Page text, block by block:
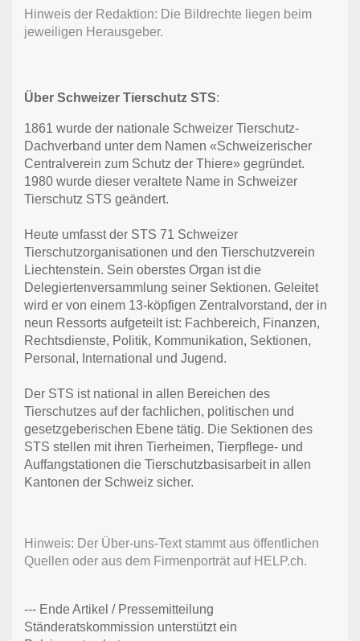
Hinweis der Redaktion: Die Bildrechte liegen beim
jeweiligen Herausgeber.
Über Schweizer Tierschutz STS:
1861 wurde der nationale Schweizer Tierschutz-
Dachverband unter dem Namen «Schweizerischer
Centralverein zum Schutz der Thiere» gegründet.
1980 wurde dieser veraltete Name in Schweizer
Tierschutz STS geändert.
Heute umfasst der STS 71 Schweizer
Tierschutzorganisationen und den Tierschutzverein
Liechtenstein. Sein oberstes Organ ist die
Delegiertenversammlung seiner Sektionen. Geleitet
wird er von einem 13-köpfigen Zentralvorstand, der in
neun Ressorts aufgeteilt ist: Fachbereich, Finanzen,
Rechtsdienste, Politik, Kommunikation, Sektionen,
Personal, International und Jugend.
Der STS ist national in allen Bereichen des
Tierschutzes auf der fachlichen, politischen und
gesetzgeberischen Ebene tätig. Die Sektionen des
STS stellen mit ihren Tierheimen, Tierpflege- und
Auffangstationen die Tierschutzbasisarbeit in allen
Kantonen der Schweiz sicher.
Hinweis: Der Über-uns-Text stammt aus öffentlichen
Quellen oder aus dem Firmenporträt auf HELP.ch.
--- Ende Artikel / Pressemitteilung
Ständeratskommission unterstützt ein